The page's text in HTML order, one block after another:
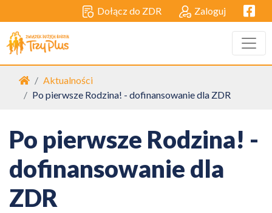
Dołącz do ZDR Zaloguj
Strona główna
Aktualności
Po pierwsze Rodzina! - dofinansowanie dla ZDR
Po pierwsze Rodzina! -
dofinansowanie dla
ZDR